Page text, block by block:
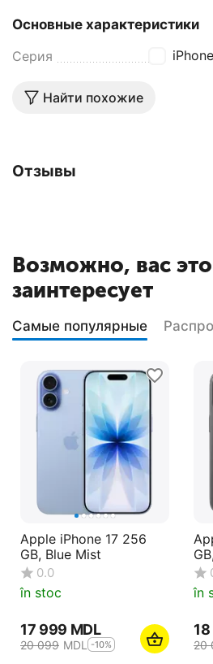
Основные характеристики
Серия
Найти похожие
Отзывы
Возможно, вас это
заинтересует
Самые популярные
Apple iPhone 17 256
GB, Blue Mist
0.0
în stoc
17 999 MDL
20 099 MDL -10%
în
20